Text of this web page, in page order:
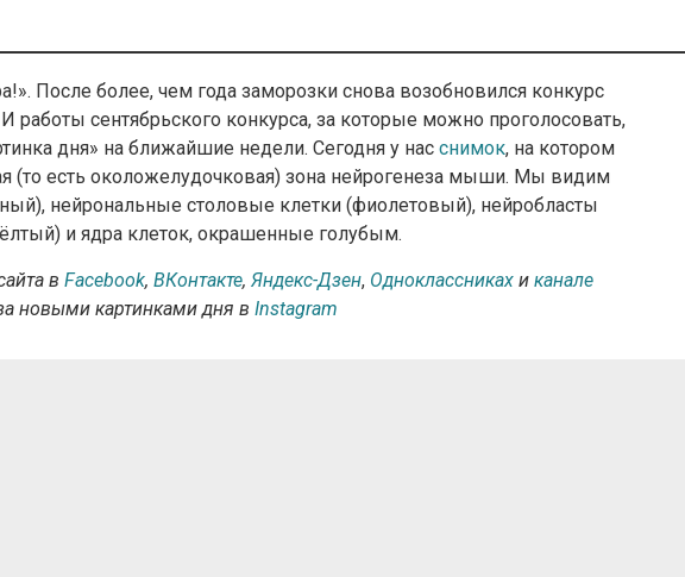
После более, чем года заморозки снова возобновился конкурс
работы сентябрьского конкурса, за которые можно проголосовать,
дня» на ближайшие недели. Сегодня у нас снимок, на котором
(то есть околожелудочковая) зона нейрогенеза мыши. Мы видим
нейрональные столовые клетки (фиолетовый), нейробласты
и ядра клеток, окрашенные голубым.
в Facebook, ВКонтакте, Яндекс-Дзен, Одноклассниках и канале
новыми картинками дня в Instagram